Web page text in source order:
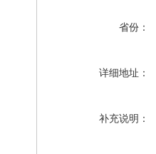
省份：
详细地址：
补充说明：